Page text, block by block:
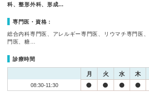
科、整形外科、形成…
専門医・資格：
総合内科専門医、アレルギー専門医、リウマチ専門医
門医、糖…
診療時間
月 火 水 木
08:30-11:30